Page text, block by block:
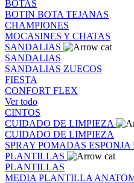
BOTAS
BOTIN BOTA TEJANAS
CHAMPIONES
MOCASINES Y CHATAS
SANDALIAS
SANDALIAS
SANDALIAS ZUECOS
FIESTA
CONFORT FLEX
Ver todo
CINTOS
CUIDADO DE LIMPIEZA
CUIDADO DE LIMPIEZA
SPRAY POMADAS ESPONJA
PLANTILLAS
PLANTILLAS
MEDIA PLANTILLA